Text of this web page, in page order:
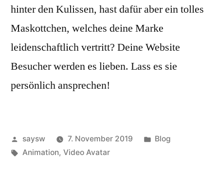
hinter den Kulissen, hast dafür aber ein tolles
Maskottchen, welches deine Marke
leidenschaftlich vertritt? Deine Website
Besucher werden es lieben. Lass es sie
persönlich ansprechen!
Veröffentlicht
von
saysw 7. November 2019
Veröffentlicht
Blog
Schlagwörter:
Animation, Video Avatar